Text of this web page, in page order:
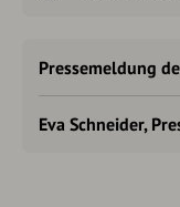
Pressemeldung
Eva Schneider,